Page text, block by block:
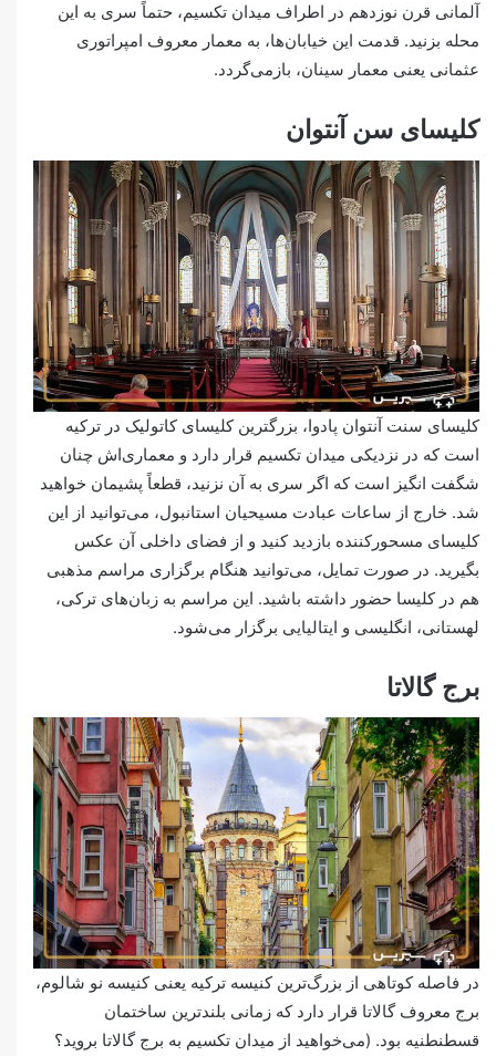
آلمانی قرن نوزدهم در اطراف میدان تکسیم، حتماً سری به این
محله بزنید. قدمت این خیابان‌ها، به معمار معروف امپراتوری
عثمانی یعنی معمار سینان، بازمی‌گردد.
کلیسای سن آنتوان
کلیسای سنت آنتوان پادوا، بزرگترین کلیسای کاتولیک در ترکیه
است که در نزدیکی میدان تکسیم قرار دارد و معماری‌اش چنان
شگفت انگیز است که اگر سری به آن نزنید، قطعاً پشیمان خواهید
شد. خارج از ساعات عبادت مسیحیان استانبول، می‌توانید از این
کلیسای مسحورکننده بازدید کنید و از فضای داخلی آن عکس
بگیرید. در صورت تمایل، می‌توانید هنگام برگزاری مراسم مذهبی
هم در کلیسا حضور داشته باشید. این مراسم به زبان‌های ترکی،
لهستانی، انگلیسی و ایتالیایی برگزار می‌شود.
برج گالاتا
در فاصله کوتاهی از بزرگ‌ترین کنیسه ترکیه یعنی کنیسه نو شالوم،
برج معروف گالاتا قرار دارد که زمانی بلندترین ساختمان
قسطنطنیه بود. (می‌خواهید از میدان تکسیم به برج گالاتا بروید؟